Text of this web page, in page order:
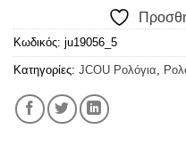
Κωδικός: ju19056_5
Κατηγορίες: JCOU Ρολόγια